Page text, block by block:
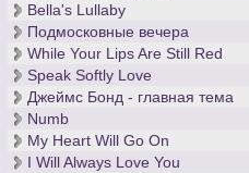
Bella's Lullaby
Подмосковные вечера
While Your Lips Are Still Red
Speak Softly Love
Джеймс Бонд - главная тема
Numb
My Heart Will Go On
I Will Always Love You